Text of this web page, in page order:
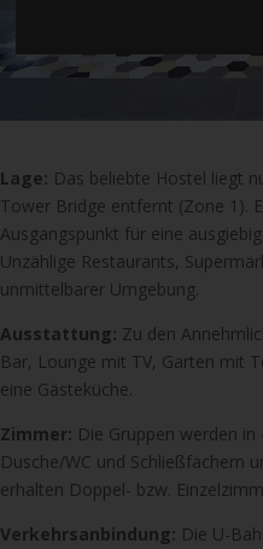
Lage: Das beliebte Hostel liegt
Tower Bridge entfernt (Zone 1).
Ausgangspunkt für eine
Unzählige Restaurants,
unmittelbarer Umgebung.
Ausstattung: Zu den
Bar, Lounge mit TV, Garten mit
eine Gästeküche.
Zimmer: Die Gruppen werden
Dusche/WC und Schließfächern
erhalten Doppel- bzw.
Verkehrsanbindung: Die U-